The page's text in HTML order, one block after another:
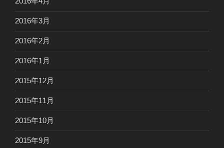
2016年3月
2016年2月
2016年1月
2015年12月
2015年11月
2015年10月
2015年9月